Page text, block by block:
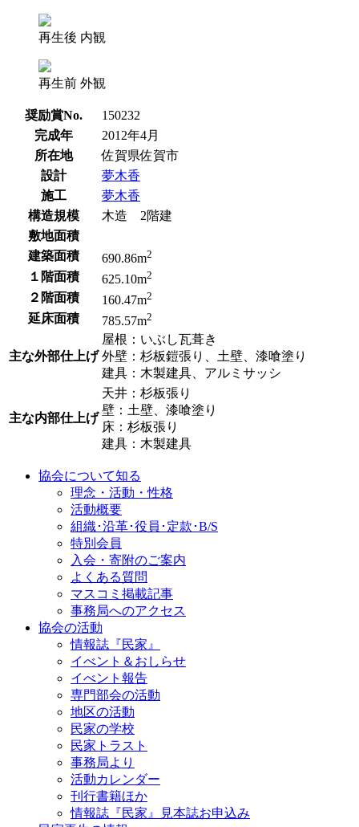
再生後 内観
再生前 外観
奨励賞No.
150232
完成年
2012年4月
所在地
佐賀県佐賀市
設計
夢木香
施工
夢木香
構造規模
木造 2階建
敷地面積
建築面積
690.86m2
１階面積 625.10m2
２階面積 160.47m2
延床面積 785.57m2
主な外部仕上げ
屋根：いぶし瓦葺き
外壁：杉板鎧張り、土壁、漆喰塗り
建具：木製建具、アルミサッシ
主な内部仕上げ
天井：杉板張り
壁：土壁、漆喰塗り
床：杉板張り
建具：木製建具
協会について知る
理念・活動・性格
活動概要
組織･沿革･役員･定款･B/S
特別会員
入会・寄附のご案内
よくある質問
マスコミ掲載記事
事務局へのアクセス
協会の活動
情報誌『民家』
イべント＆おしらせ
イべント報告
専門部会の活動
地区の活動
民家の学校
民家トラスト
事務局より
活動カレンダー
刊行書籍ほか
情報誌『民家』見本誌お申込み